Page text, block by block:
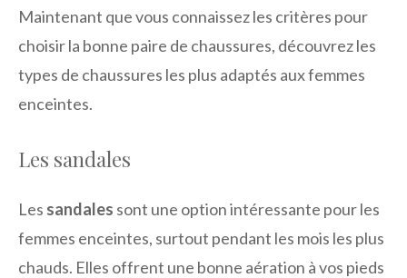
Maintenant que vous connaissez les critères pour
choisir la bonne paire de chaussures, découvrez les
types de chaussures les plus adaptés aux femmes
enceintes.
Les sandales
Les sandales sont une option intéressante pour les
femmes enceintes, surtout pendant les mois les plus
chauds. Elles offrent une bonne aération à vos pieds